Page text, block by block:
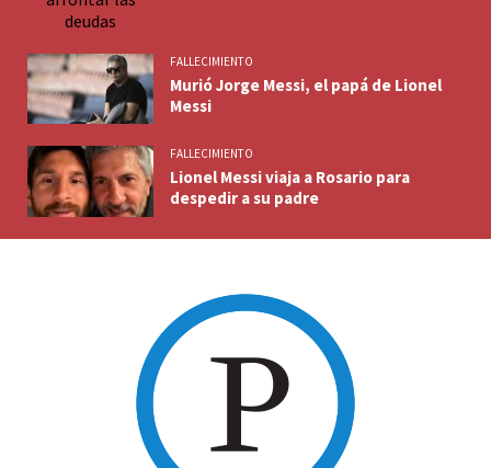
FALLECIMIENTO
Murió Jorge Messi, el papá de Lionel
Messi
FALLECIMIENTO
Lionel Messi viaja a Rosario para
despedir a su padre